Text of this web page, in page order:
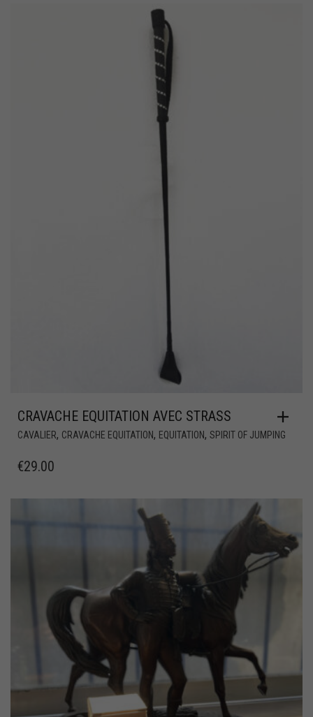
CRAVACHE EQUITATION AVEC STRASS
CAVALIER, CRAVACHE EQUITATION, EQUITATION, SPIRIT OF JUMPING
€29.00